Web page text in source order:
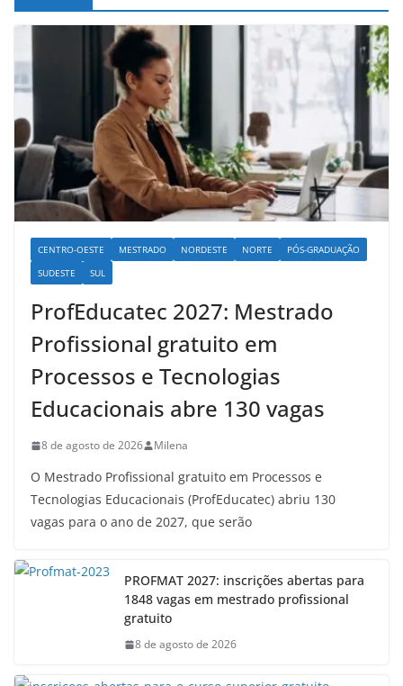
CENTRO-OESTE MESTRADO NORDESTE NORTE
PÓS-GRADUAÇÃO
SUDESTE
SUL
ProfEducatec 2027: Mestrado
Profissional gratuito em
Processos e Tecnologias
Educacionais abre 130 vagas
8 de agosto de 2026 Milena
O Mestrado Profissional gratuito em Processos e
Tecnologias Educacionais (ProfEducatec) abriu 130
vagas para o ano de 2027, que serão
PROFMAT 2027: inscrições abertas para
1848 vagas em mestrado profissional
gratuito
8 de agosto de 2026